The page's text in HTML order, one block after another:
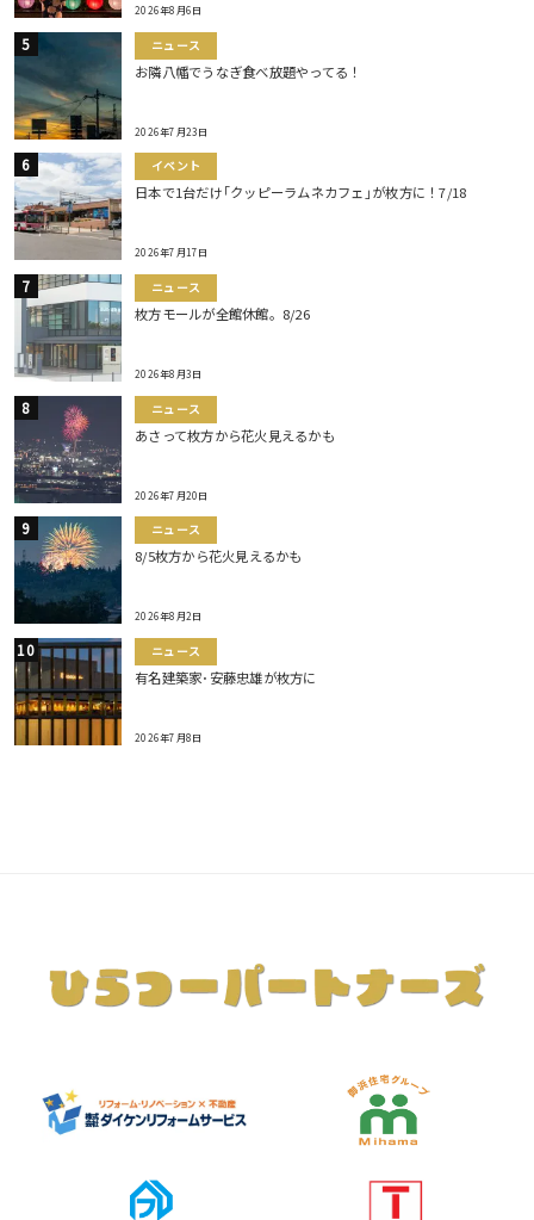
2026年8月6日
ニュース
お隣八幡でうなぎ食べ放題やってる！
2026年7月23日
イベント
日本で1台だけ｢クッピーラムネカフェ｣が枚方に！7/18
2026年7月17日
ニュース
枚方モールが全館休館。8/26
2026年8月3日
ニュース
あさって枚方から花火見えるかも
2026年7月20日
ニュース
8/5枚方から花火見えるかも
2026年8月2日
ニュース
有名建築家･安藤忠雄が枚方に
2026年7月8日